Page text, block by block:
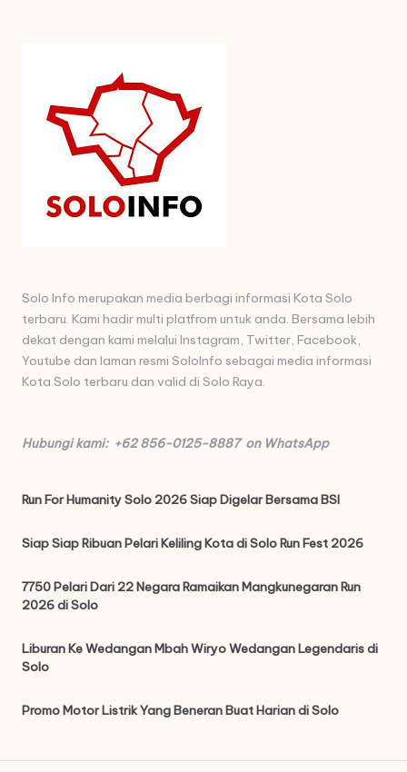
Solo Info merupakan media berbagi informasi Kota Solo
terbaru. Kami hadir multi platfrom untuk anda. Bersama lebih
dekat dengan kami melalui Instagram, Twitter, Facebook,
Youtube dan laman resmi SoloInfo sebagai media informasi
Kota Solo terbaru dan valid di Solo Raya.
Hubungi kami: +62 856-0125-8887 on WhatsApp
Run For Humanity Solo 2026 Siap Digelar Bersama BSI
Siap Siap Ribuan Pelari Keliling Kota di Solo Run Fest 2026
7750 Pelari Dari 22 Negara Ramaikan Mangkunegaran Run
2026 di Solo
Liburan Ke Wedangan Mbah Wiryo Wedangan Legendaris di
Solo
Promo Motor Listrik Yang Beneran Buat Harian di Solo